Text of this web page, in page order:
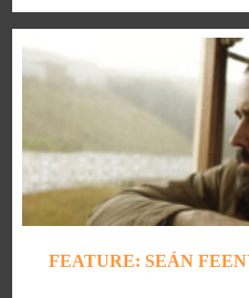
FEATURE: SEÁN